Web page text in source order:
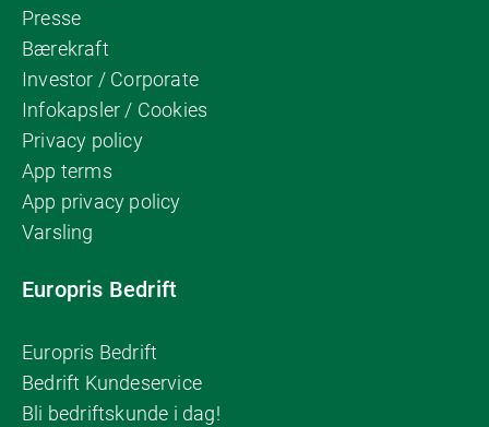
Presse
Bærekraft
Investor / Corporate
Infokapsler / Cookies
Privacy policy
App terms
App privacy policy
Varsling
Europris Bedrift
Europris Bedrift
Bedrift Kundeservice
Bli bedriftskunde i dag!